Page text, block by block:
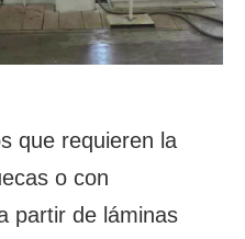
que requieren la
o con
partir de láminas